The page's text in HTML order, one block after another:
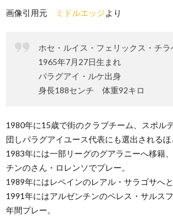
画像引用元 ミドルエッジより
ホセ・ルイス・フェリックス・チ
1965年7月27日生まれ
パラグアイ・ルケ出身
身長188センチ 体重92キロ
1980年に15歳で街のクラブチーム、スポル
団しパラグアイユース代表にも選出されるほ
1983年には一部リーグのグアラニーへ移籍
チンのさん・ロレンソでプレー。
1989年にはレペインのレアル・サラゴサへと
1991年にはアルゼンチンのペレス・サルス
年間プレー。